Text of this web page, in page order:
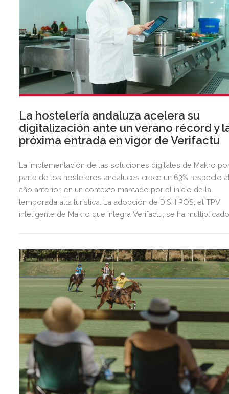
La hostelería andaluza acelera su
digitalización ante un verano récord y
próxima entrada en vigor de Verifactu
La implementación de las soluciones digitales de Makro
parte de los hosteleros andaluces crece un 63% respecto
año anterior, en un contexto marcado por el inicio de la
temporada alta turística. La adopción de DISH POS, el TPV
inteligente de Makro que integra Verifactu, se ha